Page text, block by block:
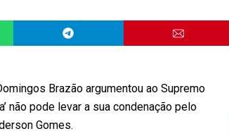
Brazão argumentou ao Supremo
não pode levar a sua condenação pelo
Gomes.